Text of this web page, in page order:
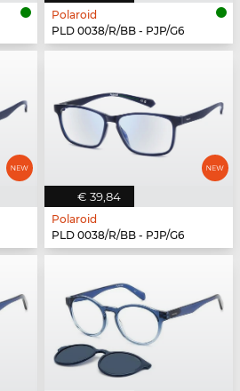
Polaroid
PLD 0038/R/BB - PJP/G6
€ 39,84
Polaroid
PLD 0038/R/BB - PJP/G6